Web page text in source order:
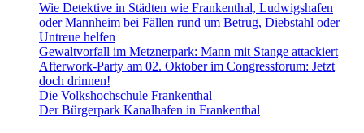
Wie Detektive in Städten wie Frankenthal, Ludwigshafen
oder Mannheim bei Fällen rund um Betrug, Diebstahl oder
Untreue helfen
Gewaltvorfall im Metznerpark: Mann mit Stange attackiert
Afterwork-Party am 02. Oktober im Congressforum: Jetzt
doch drinnen!
Die Volkshochschule Frankenthal
Der Bürgerpark Kanalhafen in Frankenthal